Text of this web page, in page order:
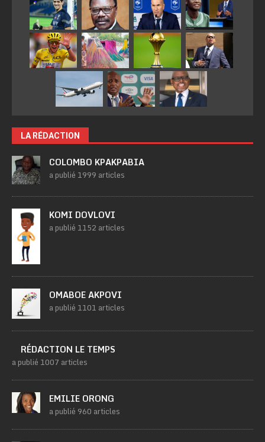
LA RÉDACTION
COLOMBO KPAKPABIA
a publié 1999 articles
KOMI DOVLOVI
a publié 1152 articles
OMABOE AKPOVI
a publié 1101 articles
RÉDACTION LE TEMPS
a publié 1007 articles
EMILIE ORONG
a publié 960 articles